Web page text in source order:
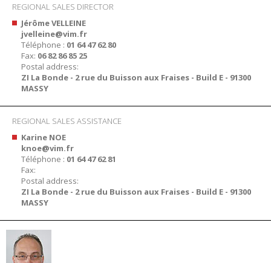
REGIONAL SALES DIRECTOR
Jérôme VELLEINE
jvelleine@vim.fr
Téléphone : 01 64 47 62 80
Fax: 06 82 86 85 25
Postal address:
ZI La Bonde - 2 rue du Buisson aux Fraises - Build E - 91300
MASSY
REGIONAL SALES ASSISTANCE
Karine NOE
knoe@vim.fr
Téléphone : 01 64 47 62 81
Fax:
Postal address:
ZI La Bonde - 2 rue du Buisson aux Fraises - Build E - 91300
MASSY